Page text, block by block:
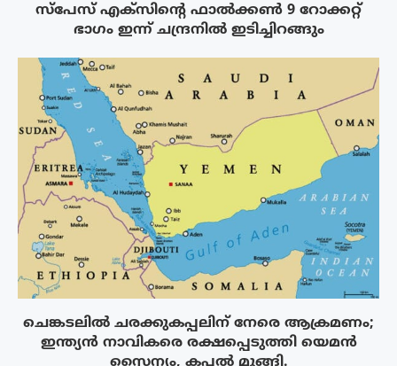
സ്‌പേസ് എക്‌സിൻ്റെ ഫാൽക്കൺ 9 റോക്കറ്റ്
ഭാഗം ഇന്ന് ചന്ദ്രനിൽ ഇടിച്ചിറങ്ങും
ചെങ്കടലിൽ ചരക്കുകപ്പലിന് നേരെ ആക്രമണം;
ഇന്ത്യൻ നാവികരെ രക്ഷപ്പെടുത്തി യെമൻ
സൈന്യം, കപ്പൽ മുങ്ങി.